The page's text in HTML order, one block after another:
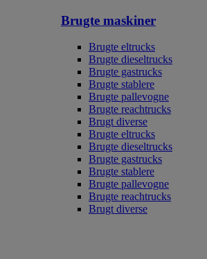
Brugte maskiner
Brugte eltrucks
Brugte dieseltrucks
Brugte gastrucks
Brugte stablere
Brugte pallevogne
Brugte reachtrucks
Brugt diverse
Brugte eltrucks
Brugte dieseltrucks
Brugte gastrucks
Brugte stablere
Brugte pallevogne
Brugte reachtrucks
Brugt diverse